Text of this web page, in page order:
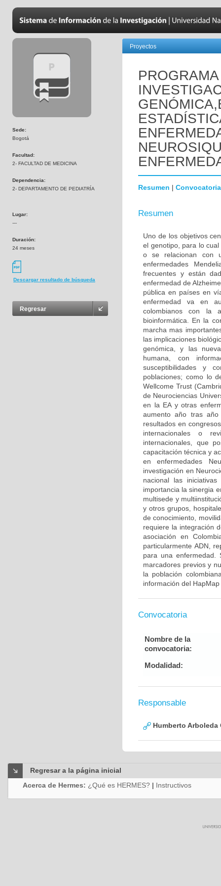
Sede:
Bogotá
Facultad:
2- FACULTAD DE MEDICINA
Dependencia:
2- DEPARTAMENTO DE PEDIATRÍA
Lugar:
---
Duración:
24 meses
Descargar resultado de búsqueda
Regresar
Proyectos
Resumen | Convocatoria
Resumen
Uno de los objetivos
el genotipo, para lo
o se relacionan con
enfermedades
frecuentes y están
enfermedad de
pública en países en
enfermedad va en
colombianos con la
bioinformática. En la
marcha mas
las implicaciones
genómica, y las
humana, con
susceptibilidades y
poblaciones; como lo
Wellcome Trust
de Neurociencias
en la EA y otras
aumento año tras año
resultados en
internacionales o
internacionales, que
capacitación técnica y
en enfermedades
investigación en
nacional las
importancia la sinergia
multisede y
y otros grupos,
de conocimiento,
requiere la integración
asociación en
particularmente ADN,
para una enfermedad.
marcadores previos y
la población
información del
Convocatoria
Nombre de la
convocatoria:
Modalidad:
Responsable
Humberto Arboleda
Regresar a la página inicial
Acerca de Hermes: ¿Qué es HERMES? | Instructivos